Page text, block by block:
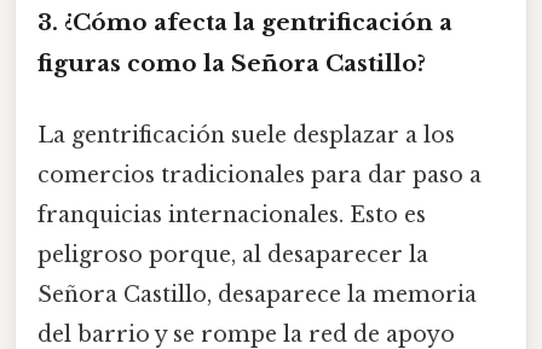
3. ¿Cómo afecta la gentrificación a
figuras como la Señora Castillo?
La gentrificación suele desplazar a los
comercios tradicionales para dar paso a
franquicias internacionales. Esto es
peligroso porque, al desaparecer la
Señora Castillo, desaparece la memoria
del barrio y se rompe la red de apoyo